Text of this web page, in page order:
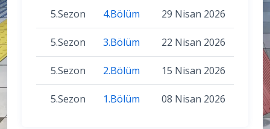
5.Sezon 4.Bölüm 29 Nisan 2026
5.Sezon 3.Bölüm 22 Nisan 2026
5.Sezon 2.Bölüm 15 Nisan 2026
5.Sezon 1.Bölüm 08 Nisan 2026